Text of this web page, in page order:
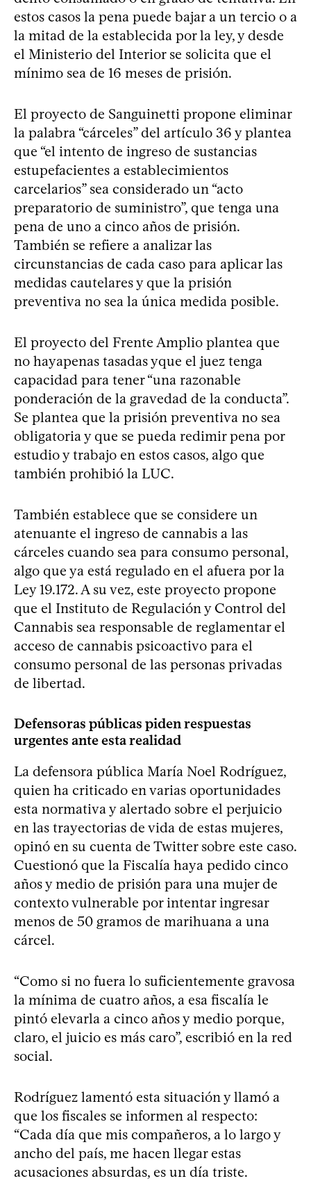
estos casos la pena puede bajar a un tercio o a
la mitad de la establecida por la ley, y desde
el Ministerio del Interior se solicita que el
mínimo sea de 16 meses de prisión.
El proyecto de Sanguinetti propone eliminar
la palabra “cárceles” del artículo 36 y plantea
que “el intento de ingreso de sustancias
estupefacientes a establecimientos
carcelarios” sea considerado un “acto
preparatorio de suministro”, que tenga una
pena de uno a cinco años de prisión.
También se refiere a analizar las
circunstancias de cada caso para aplicar las
medidas cautelares y que la prisión
preventiva no sea la única medida posible.
El proyecto del Frente Amplio plantea que
no haya​penas tasadas y​que el juez tenga
capacidad para tener “una razonable
ponderación de la gravedad de la conducta”.​
Se plantea que la prisión preventiva no sea
obligatoria y que se pueda redimir pena por
estudio y trabajo en estos casos, algo que
también prohibió la LUC.
También establece que se considere un
atenuante el ingreso de cannabis a las
cárceles cuando sea para consumo personal,
algo que ya está regulado en el afuera por la
Ley 19.172. A su vez, este proyecto propone
que el Instituto de Regulación y Control del
Cannabis sea responsable de reglamentar el
acceso de cannabis psicoactivo para el
consumo personal de las personas privadas
de libertad.
Defensoras públicas piden respuestas
urgentes ante esta realidad
La defensora pública María Noel Rodríguez,
quien ha criticado en varias oportunidades
esta normativa y alertado sobre el perjuicio
en las trayectorias de vida de estas mujeres,
opinó en su cuenta de Twitter sobre este caso.
Cuestionó que la Fiscalía haya pedido cinco
años y medio de prisión para una mujer de
contexto vulnerable por intentar ingresar
menos de 50 gramos de marihuana a una
cárcel.
“Como si no fuera lo suficientemente gravosa
la mínima de cuatro años, a esa fiscalía le
pintó elevarla a cinco años y medio porque,
claro, el juicio es más caro”, escribió en la red
social.
Rodríguez lamentó esta situación y llamó a
que los fiscales se informen al respecto:
“Cada día que mis compañeros, a lo largo y
ancho del país, me hacen llegar estas
acusaciones absurdas, es un día triste.